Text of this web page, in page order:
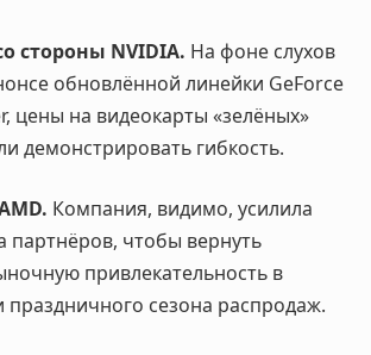
стороны NVIDIA. На фоне слухов
обновлённой линейки GeForce
цены на видеокарты «зелёных»
демонстрировать гибкость.
Компания, видимо, усилила
партнёров, чтобы вернуть
привлекательность в
праздничного сезона распродаж.